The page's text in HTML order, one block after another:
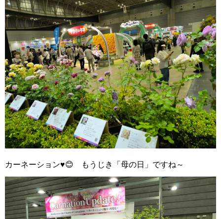
カーネーション♥️😊 もうじき「母の日」ですね～